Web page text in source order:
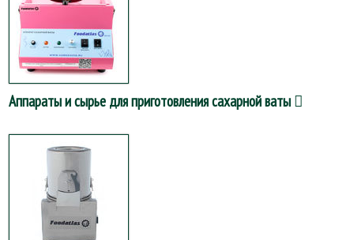
Аппараты и сырье для приготовления сахарной ваты